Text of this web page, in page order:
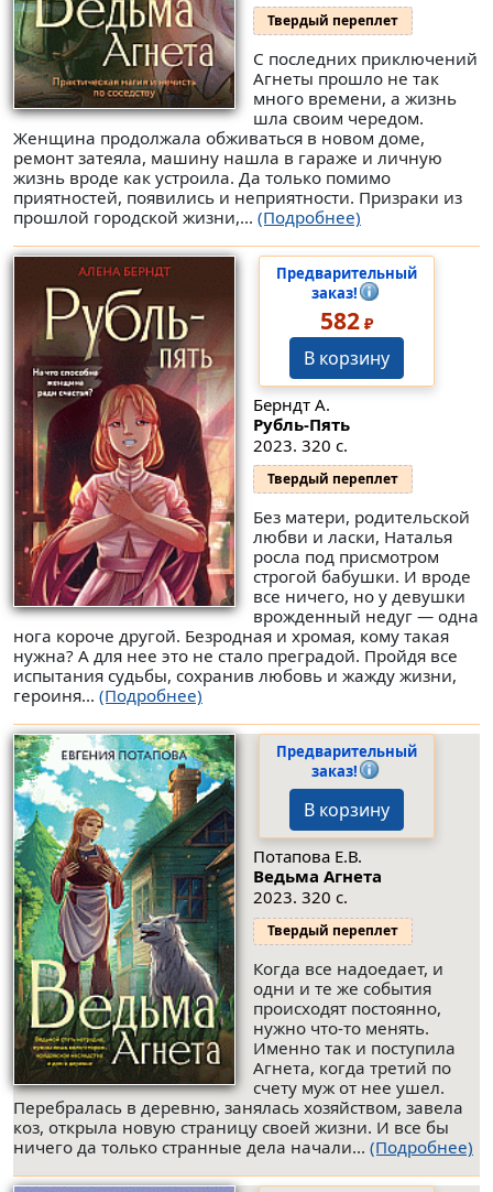
Твердый переплет
С последних приключений
Агнеты прошло не так
много времени, а жизнь
шла своим чередом.
Женщина продолжала обживаться в новом доме,
ремонт затеяла, машину нашла в гараже и личную
жизнь вроде как устроила. Да только помимо
приятностей, появились и неприятности. Призраки из
прошлой городской жизни,... (Подробнее)
Предварительный
заказ!
582₽
В корзину
Берндт А.
Рубль-Пять
2023. 320 с.
Твердый переплет
Без матери, родительской
любви и ласки, Наталья
росла под присмотром
строгой бабушки. И вроде
все ничего, но у девушки
врожденный недуг — одна
нога короче другой. Безродная и хромая, кому такая
нужна? А для нее это не стало преградой. Пройдя все
испытания судьбы, сохранив любовь и жажду жизни,
героиня... (Подробнее)
Предварительный
заказ!
В корзину
Потапова Е.В.
Ведьма Агнета
2023. 320 с.
Твердый переплет
Когда все надоедает, и
одни и те же события
происходят постоянно,
нужно что-то менять.
Именно так и поступила
Агнета, когда третий по
счету муж от нее ушел.
Перебралась в деревню, занялась хозяйством, завела
коз, открыла новую страницу своей жизни. И все бы
ничего да только странные дела начали... (Подробнее)